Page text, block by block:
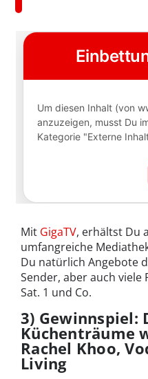
Mit GigaTV, erhältst Du
umfangreiche
Du natürlich Angebote
Sender, aber auch viele
Sat. 1 und Co.
3) Gewinnspiel:
Küchenträume
Rachel Khoo,
Living